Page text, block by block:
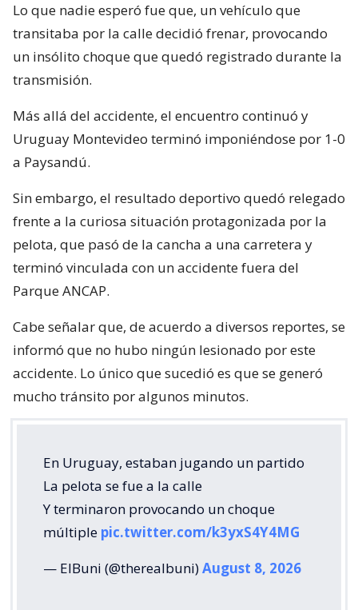
Lo que nadie esperó fue que, un vehículo que
transitaba por la calle decidió frenar, provocando
un insólito choque que quedó registrado durante la
transmisión.
Más allá del accidente, el encuentro continuó y
Uruguay Montevideo terminó imponiéndose por 1-0
a Paysandú.
Sin embargo, el resultado deportivo quedó relegado
frente a la curiosa situación protagonizada por la
pelota, que pasó de la cancha a una carretera y
terminó vinculada con un accidente fuera del
Parque ANCAP.
Cabe señalar que, de acuerdo a diversos reportes, se
informó que no hubo ningún lesionado por este
accidente. Lo único que sucedió es que se generó
mucho tránsito por algunos minutos.
En Uruguay, estaban jugando un partido
La pelota se fue a la calle
Y terminaron provocando un choque
múltiple pic.twitter.com/k3yxS4Y4MG
— ElBuni (@therealbuni)August 8, 2026